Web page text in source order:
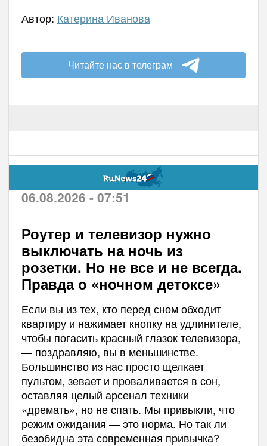
Автор: Катерина Иванова
Читайте нас в телеграм
06.08.2026 - 07:51
Роутер и телевизор нужно
выключать на ночь из
розетки. Но не все и не всегда.
Правда о «ночном детоксе»
Если вы из тех, кто перед сном обходит
квартиру и нажимает кнопку на удлинителе,
чтобы погасить красный глазок телевизора,
— поздравляю, вы в меньшинстве.
Большинство из нас просто щелкает
пультом, зевает и проваливается в сон,
оставляя целый арсенал техники
«дремать», но не спать. Мы привыкли, что
режим ожидания — это норма. Но так ли
безобидна эта современная привычка?